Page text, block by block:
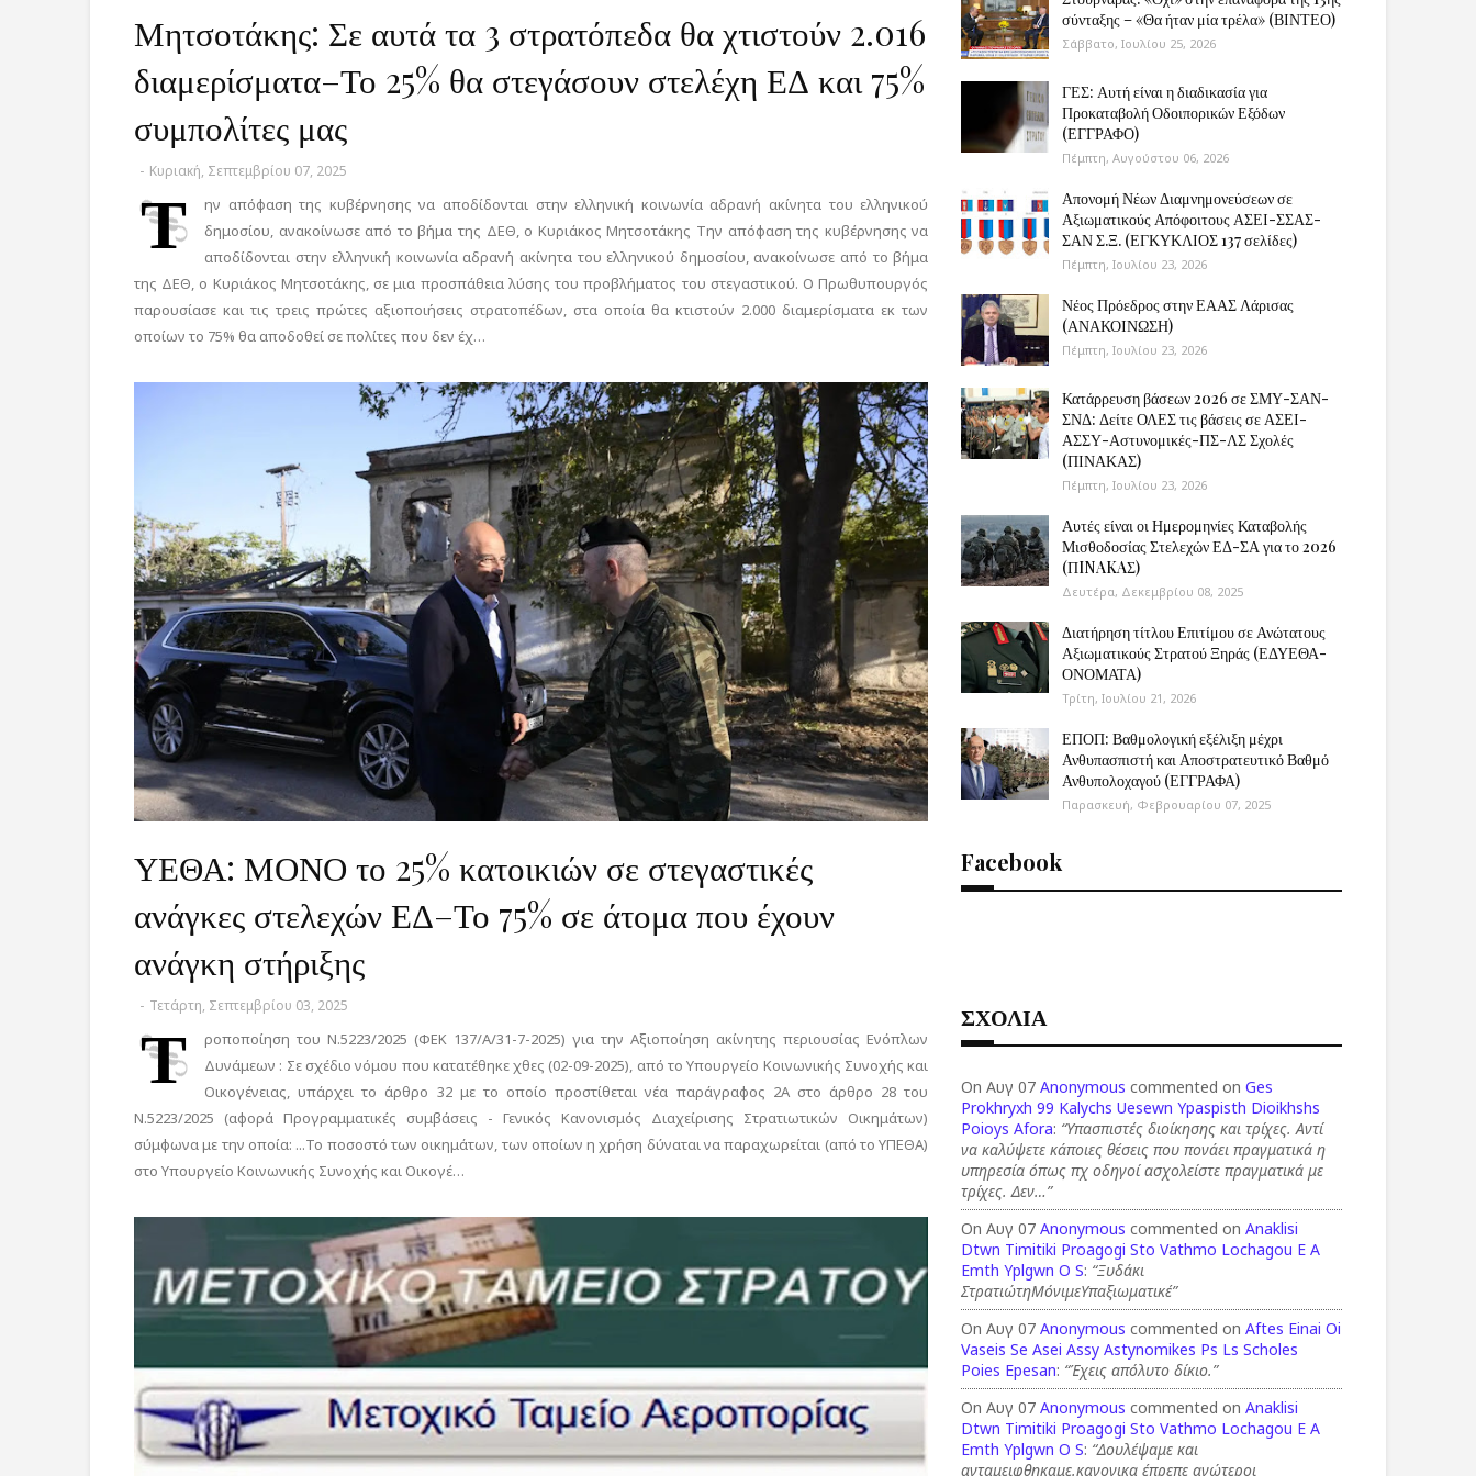
Μητσοτάκης: Σε αυτά τα 3 στρατόπεδα θα χτιστούν 2.016
διαμερίσματα–Το 25% θα στεγάσουν στελέχη ΕΔ και 75%
συμπολίτες μας
- Κυριακή, Σεπτεμβρίου 07, 2025
Τ
ην απόφαση της κυβέρνησης να αποδίδονται στην ελληνική κοινωνία αδρανή ακίνητα του ελληνικού
δημοσίου, ανακοίνωσε από το βήμα της ΔΕΘ, ο Κυριάκος Μητσοτάκης Την απόφαση της κυβέρνησης να
αποδίδονται στην ελληνική κοινωνία αδρανή ακίνητα του ελληνικού δημοσίου, ανακοίνωσε από το βήμα
της ΔΕΘ, ο Κυριάκος Μητσοτάκης, σε μια προσπάθεια λύσης του προβλήματος του στεγαστικού. Ο Πρωθυπουργός
παρουσίασε και τις τρεις πρώτες αξιοποιήσεις στρατοπέδων, στα οποία θα κτιστούν 2.000 διαμερίσματα εκ των
οποίων το 75% θα αποδοθεί σε πολίτες που δεν έχ…
ΥΕΘΑ: ΜΟΝΟ το 25% κατοικιών σε στεγαστικές
ανάγκες στελεχών ΕΔ–Το 75% σε άτομα που έχουν
ανάγκη στήριξης
- Τετάρτη, Σεπτεμβρίου 03, 2025
Τ
ροποποίηση του Ν.5223/2025 (ΦΕΚ 137/Α/31-7-2025) για την Αξιοποίηση ακίνητης περιουσίας Ενόπλων
Δυνάμεων : Σε σχέδιο νόμου που κατατέθηκε χθες (02-09-2025), από το Υπουργείο Κοινωνικής Συνοχής και
Οικογένειας, υπάρχει το άρθρο 32 με το οποίο προστίθεται νέα παράγραφος 2Α στο άρθρο 28 του
Ν.5223/2025 (αφορά Προγραμματικές συμβάσεις - Γενικός Κανονισμός Διαχείρισης Στρατιωτικών Οικημάτων)
σύμφωνα με την οποία: ...Το ποσοστό των οικημάτων, των οποίων η χρήση δύναται να παραχωρείται (από το ΥΠΕΘΑ)
στο Υπουργείο Κοινωνικής Συνοχής και Οικογέ…
σύνταξης – «Θα ήταν μία τρέλα» (ΒΙΝΤΕΟ)
Σάββατο, Ιουλίου 25, 2026
ΓΕΣ: Αυτή είναι η διαδικασία για
Προκαταβολή Οδοιπορικών Εξόδων
(ΕΓΓΡΑΦΟ)
Πέμπτη, Αυγούστου 06, 2026
Απονομή Νέων Διαμνημονεύσεων σε
Αξιωματικούς Απόφοιτους ΑΣΕΙ-ΣΣΑΣ-
ΣΑΝ Σ.Ξ. (ΕΓΚΥΚΛΙΟΣ 137 σελίδες)
Πέμπτη, Ιουλίου 23, 2026
Νέος Πρόεδρος στην ΕΑΑΣ Λάρισας
(ΑΝΑΚΟΙΝΩΣΗ)
Πέμπτη, Ιουλίου 23, 2026
Κατάρρευση βάσεων 2026 σε ΣΜΥ-ΣΑΝ-
ΣΝΔ: Δείτε ΟΛΕΣ τις βάσεις σε ΑΣΕΙ-
ΑΣΣΥ-Αστυνομικές-ΠΣ-ΛΣ Σχολές
(ΠΙΝΑΚΑΣ)
Πέμπτη, Ιουλίου 23, 2026
Αυτές είναι οι Ημερομηνίες Καταβολής
Μισθοδοσίας Στελεχών ΕΔ-ΣΑ για το 2026
(ΠINAKAΣ)
Δευτέρα, Δεκεμβρίου 08, 2025
Διατήρηση τίτλου Επιτίμου σε Ανώτατους
Αξιωματικούς Στρατού Ξηράς (ΕΔΥΕΘΑ-
ΟΝΟΜΑΤΑ)
Τρίτη, Ιουλίου 21, 2026
ΕΠΟΠ: Βαθμολογική εξέλιξη μέχρι
Ανθυπασπιστή και Αποστρατευτικό Βαθμό
Ανθυπολοχαγού (ΕΓΓΡΑΦΑ)
Παρασκευή, Φεβρουαρίου 07, 2025
Facebook
ΣΧΟΛΙΑ
On Αυγ 07Anonymous commented onGes
Prokhryxh 99 Kalychs Uesewn Ypaspisth Dioikhshs
Poioys Afora: “Υπασπιστές διοίκησης και τρίχες. Αντί
να καλύψετε κάποιες θέσεις που πονάει πραγματικά η
υπηρεσία όπως πχ οδηγοί ασχολείστε πραγματικά με
τρίχες. Δεν…”
On Αυγ 07Anonymous commented onAnaklisi
Dtwn Timitiki Proagogi Sto Vathmo Lochagou E A
Emth Yplgwn O S: “Ξυδάκι
ΣτρατιώτηΜόνιμεΥπαξιωματικέ”
On Αυγ 07Anonymous commented onAftes Einai Oi
Vaseis Se Asei Assy Astynomikes Ps Ls Scholes
Poies Epesan: “Έχεις απόλυτο δίκιο.”
On Αυγ 07Anonymous commented onAnaklisi
Dtwn Timitiki Proagogi Sto Vathmo Lochagou E A
Emth Yplgwn O S: “Δουλέψαμε και
ανταμειφθηκαμε.κανονικα έπρεπε ανώτεροι